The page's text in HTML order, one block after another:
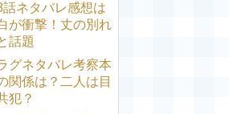
ネタバレ感想は
が衝撃！丈の別れ
話題
グネタバレ考察本
関係は？二人は目
犯？